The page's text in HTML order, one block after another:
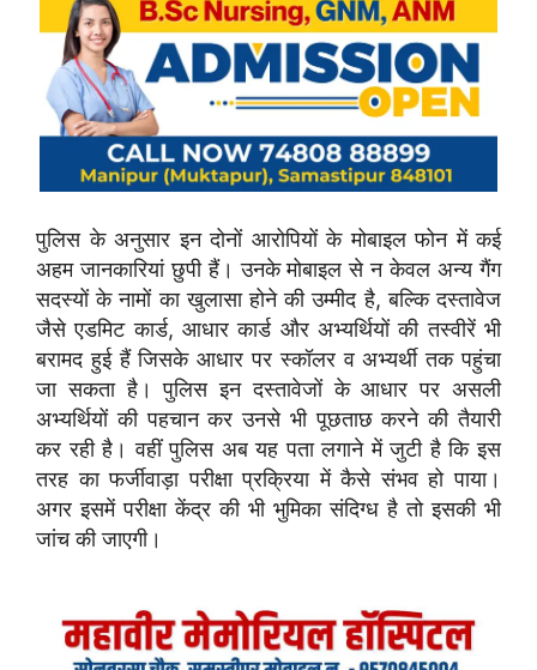
पुलिस के अनुसार इन दोनों आरोपियों के मोबाइल फोन में कई
अहम जानकारियां छुपी हैं। उनके मोबाइल से न केवल अन्य गैंग
सदस्यों के नामों का खुलासा होने की उम्मीद है, बल्कि दस्तावेज
जैसे एडमिट कार्ड, आधार कार्ड और अभ्यर्थियों की तस्वीरें भी
बरामद हुई हैं जिसके आधार पर स्कॉलर व अभ्यर्थी तक पहुंचा
जा सकता है। पुलिस इन दस्तावेजों के आधार पर असली
अभ्यर्थियों की पहचान कर उनसे भी पूछताछ करने की तैयारी
कर रही है। वहीं पुलिस अब यह पता लगाने में जुटी है कि इस
तरह का फर्जीवाड़ा परीक्षा प्रक्रिया में कैसे संभव हो पाया।
अगर इसमें परीक्षा केंद्र की भी भुमिका संदिग्ध है तो इसकी भी
जांच की जाएगी।